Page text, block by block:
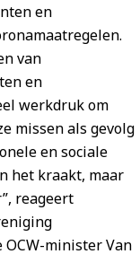
en
van
en
werkdruk om
missen als gevolg
en sociale
het kraakt, maar
reageert
OCW-minister Van